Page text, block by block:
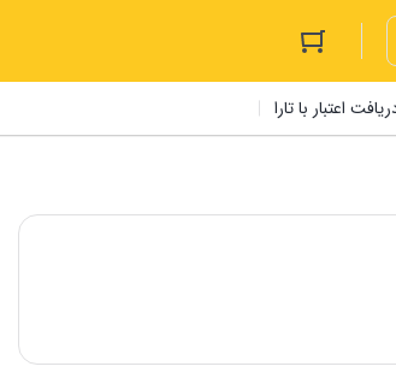
اعتبار با تارا